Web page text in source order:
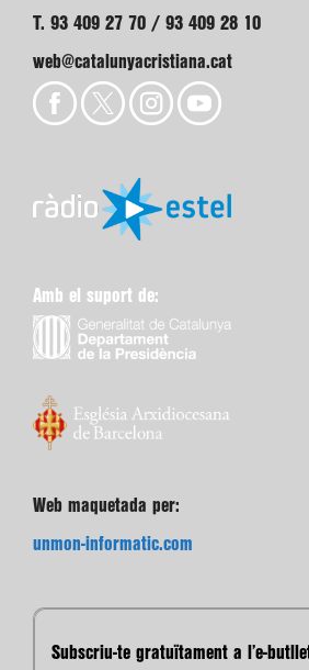
T. 93 409 27 70 / 93 409 28 10
web@catalunyacristiana.cat
Amb el suport de:
Web maquetada per:
unmon-informatic.com
Subscriu-te gratuïtament a l’e-